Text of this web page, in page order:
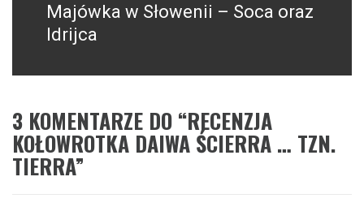
Następny
post:
Majówka w Słowenii – Soca oraz
Idrijca
3 KOMENTARZE DO “RECENZJA
KOŁOWROTKA DAIWA ŚCIERRA … TZN.
TIERRA”